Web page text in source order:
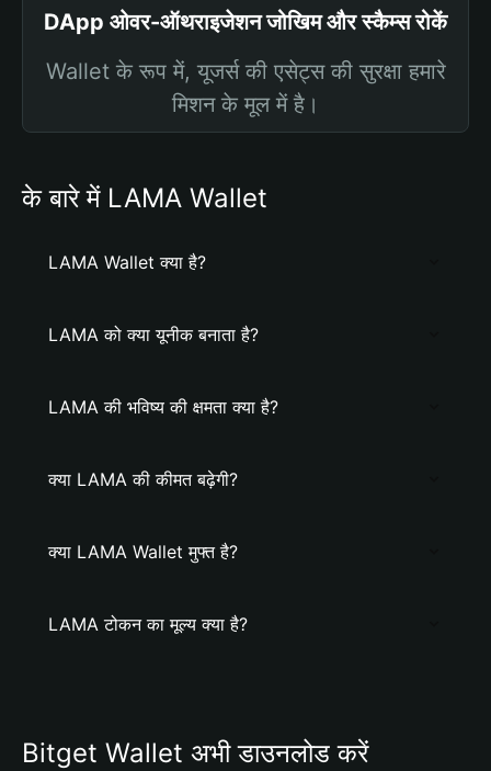
DApp ओवर-ऑथराइजेशन जोखिम और स्कैम्स रोकें
Wallet के रूप में, यूजर्स की एसेट्स की सुरक्षा हमारे
मिशन के मूल में है।
के बारे में LAMA Wallet
LAMA Wallet क्या है?
LAMA को क्या यूनीक बनाता है?
LAMA की भविष्य की क्षमता क्या है?
क्या LAMA की कीमत बढ़ेगी?
क्या LAMA Wallet मुफ्त है?
LAMA टोकन का मूल्य क्या है?
Bitget Wallet अभी डाउनलोड करें